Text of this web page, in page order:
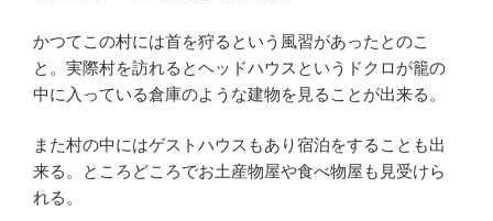
かつてこの村には首を狩るという風習があったとのこ
と。実際村を訪れるとヘッドハウスというドクロが籠の
中に入っている倉庫のような建物を見ることが出来る。
また村の中にはゲストハウスもあり宿泊をすることも出
来る。ところどころでお土産物屋や食べ物屋も見受けら
れる。